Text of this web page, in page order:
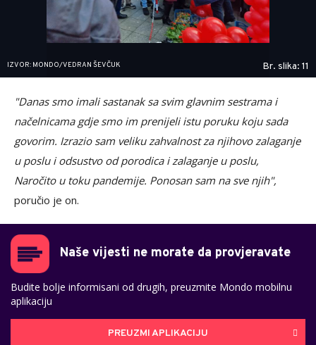
IZVOR: MONDO/VEDRAN ŠEVČUK Br. slika: 11
"Danas smo imali sastanak sa svim glavnim sestrama i
načelnicama gdje smo im prenijeli istu poruku koju sada
govorim. Izrazio sam veliku zahvalnost za njihovo zalaganje
u poslu i odsustvo od porodica i zalaganje u poslu,
Naročito u toku pandemije. Ponosan sam na sve njih",
poručio je on.
Naše vijesti ne morate da provjeravate
Budite bolje informisani od drugih, preuzmite Mondo mobilnu
aplikaciju
PREUZMI APLIKACIJU